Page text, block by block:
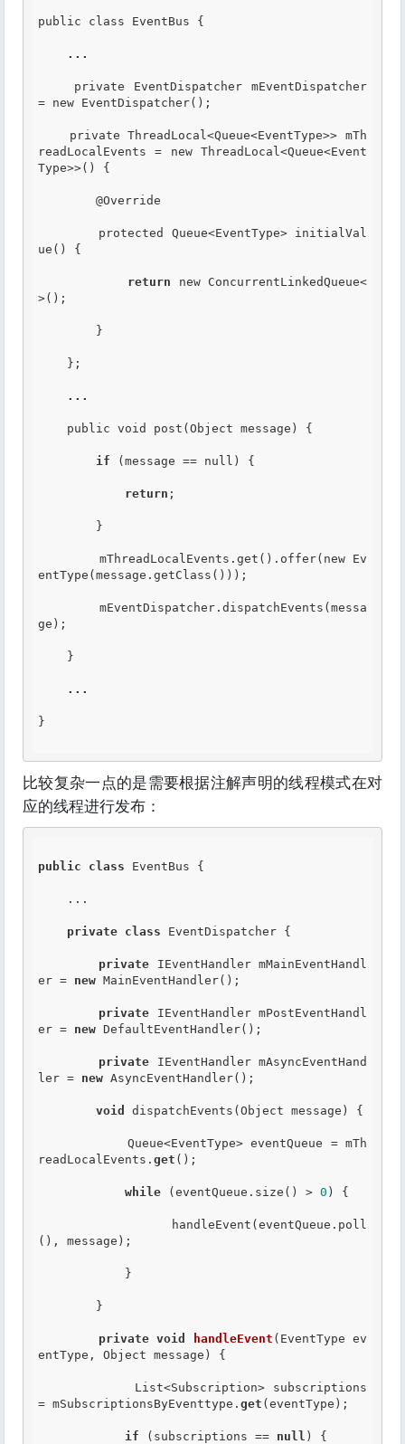
public class EventBus {
...
= new EventDispatcher();
readLocalEvents = new ThreadLocal<Queue<Event
Type>>() {
ue() {
return new ConcurrentLinkedQueue<
>();
...
if (message == null) {
return ;
entType(message.getClass()));
ge);
...
}
比较复杂一点的是需要根据注解声明的线程模式在对
应的线程进行发布：
public class EventBus {
private class EventDispatcher {
private IEventHandler mMainEventHandl
er = new MainEventHandler();
private IEventHandler mPostEventHandl
er = new DefaultEventHandler();
private IEventHandler mAsyncEventHand
ler = new AsyncEventHandler();
void dispatchEvents(Object message) {
            Queue<EventType> eventQueue = mTh
readLocalEvents. get ();
while (eventQueue.size() > 0 ) {
(), message);
private void handleEvent (EventType ev
entType, Object message) {
= mSubscriptionsByEventtype. get (eventType);
if (subscriptions == null ) {